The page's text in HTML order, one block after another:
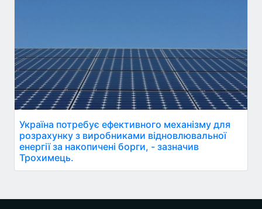
Україна потребує ефективного механізму для
розрахунку з виробниками відновлювальної
енергії за накопичені борги, - зазначив
Трохимець.